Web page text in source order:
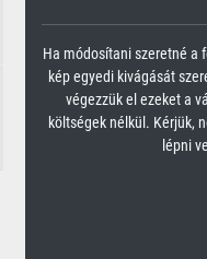
Ha módosítani szeretné a
kép egyedi kivágását
végezzük el ezeket a
költségek nélkül. Kérjük,
lépni